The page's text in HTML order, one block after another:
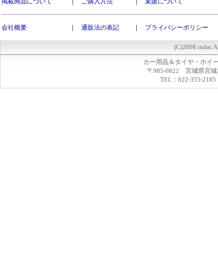
会社概要 ｜ 通販法の表記 ｜ プライバシーポリシー
(C)2008 indac
カー用品＆タイヤ・ホイ
〒985-0822 宮城県宮城
TEL：022-355-